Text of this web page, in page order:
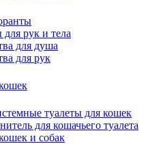
рук и тела
для душа
для рук
туалеты для кошек
для кошачьего туалета
и собак